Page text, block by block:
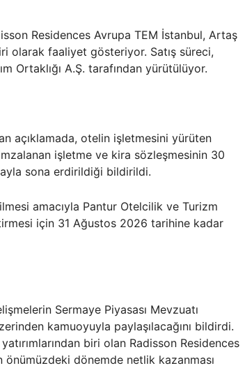
Residences Avrupa TEM İstanbul, Artaş
olarak faaliyet gösteriyor. Satış süreci,
Ortaklığı A.Ş. tarafından yürütülüyor.
açıklamada, otelin işletmesini yürüten
işletme ve kira sözleşmesinin 30
sona erdirildiği bildirildi.
amacıyla Pantur Otelcilik ve Turizm
için 31 Ağustos 2026 tarihine kadar
Sermaye Piyasası Mevzuatı
kamuoyuyla paylaşılacağını bildirdi.
biri olan Radisson Residences
önümüzdeki dönemde netlik kazanması